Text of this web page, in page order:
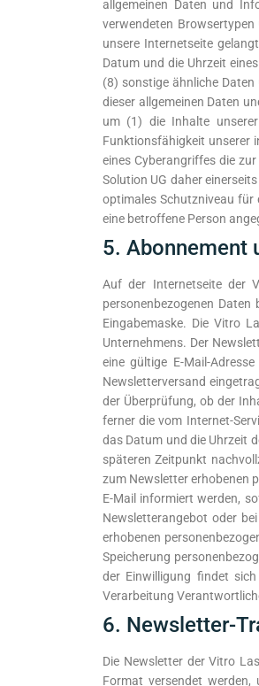
allgemeinen Daten und
verwendeten
unsere Internetseite
Datum und die Uhrzeit
(8) sonstige ähnliche
dieser allgemeinen Daten
um (1) die Inhalte
Funktionsfähigkeit unserer
eines Cyberangriffes die
Solution UG daher
optimales Schutzniveau für
eine betroffene Person
5. Abonnement
Auf der Internetseite der
personenbezogenen
Eingabemaske. Die Vitro
Unternehmens. Der
eine gültige E-Mail-
Newsletterversand
der Überprüfung, ob der
ferner die vom Internet-
das Datum und die Uhrzeit
späteren Zeitpunkt
zum Newsletter erhobenen
E-Mail informiert werden,
Newsletterangebot oder
erhobenen
Speicherung
der Einwilligung findet
Verarbeitung
6. Newsletter-
Die Newsletter der Vitro
Format versendet werden,